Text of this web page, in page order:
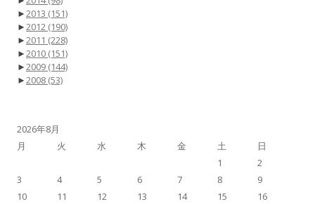
►2013 (151)
►2012 (190)
►2011 (228)
►2010 (151)
►2009 (144)
►2008 (53)
2026年8月
月
火 水 木 金 土 日
1
2
3
4 5 6 7 8
9
10
11 12 13 14 15
16